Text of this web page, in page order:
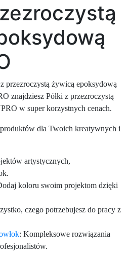
przezroczystą żywicą epoksydową
znajdziesz Półki z przezroczystą
w super korzystnych cenach.
dla Twoich kreatywnych i
artystycznych,
koloru swoim projektom dzięki
czego potrzebujesz do pracy z
: Kompleksowe rozwiązania